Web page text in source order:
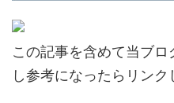
この記事を含めて当ブ
し参考になったらリンク